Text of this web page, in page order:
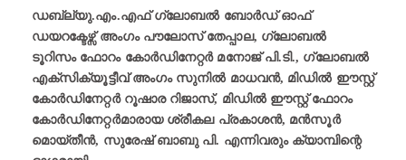
ഡബ്ല്യു.എം.എഫ് ഗ്ലോബൽ ബോർഡ് ഓഫ്
ഡയറക്ടേഴ്സ് അംഗം പൗലോസ് തേപ്പാല, ഗ്ലോബൽ
ടൂറിസം ഫോറം കോർഡിനേറ്റർ മനോജ് പി.ടി., ഗ്ലോബൽ
എക്സിക്യൂട്ടീവ് അംഗം സുനിൽ മാധവൻ, മിഡിൽ ഈസ്റ്റ്
കോർഡിനേറ്റർ റൂഷാര റിജാസ്, മിഡിൽ ഈസ്റ്റ് ഫോറം
കോർഡിനേറ്റർമാരായ ശ്രീകല പ്രകാശൻ, മൻസൂർ
മൊയ്തീൻ, സുരേഷ് ബാബു പി. എന്നിവരും ക്യാമ്പിന്റെ